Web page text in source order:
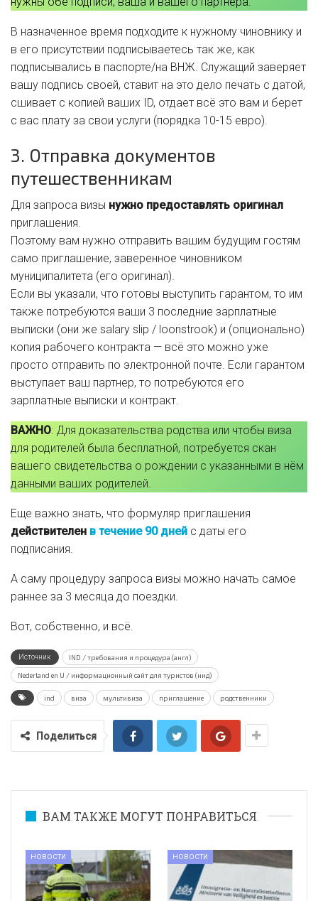
В назначенное время подходите к нужному чиновнику и
в его присутствии подписываетесь так же, как
подписывались в паспорте/на ВНЖ. Служащий заверяет
вашу подпись своей, ставит на это дело печать с датой,
сшивает с копией ваших ID, отдает всё это вам и берет
с вас плату за свои услуги (порядка 10-15 евро).
3. Отправка документов
путешественникам
Для запроса визы нужно предоставлять оригинал
приглашения.
Поэтому вам нужно отправить вашим будущим гостям
само приглашение, заверенное чиновником
муниципалитета (его оригинал).
Если вы указали, что готовы выступить гарантом, то им
также потребуются ваши 3 последние зарплатные
выписки (они же salary slip / loonstrook) и (опционально)
копия рабочего контракта — всё это можно уже
просто отправить по электронной почте. Если гарантом
выступает ваш партнер, то потребуются его
зарплатные выписки и контракт.
ВАЖНО: Для доказательства родства или чтобы виза
для родителей была бесплатной, потребуется скан
вашего свидетельства о рождении с указанными в нём
данными ваших родителей.
Еще важно знать, что формуляр приглашения
действителен в течение 90 дней с даты его
подписания.
А саму процедуру запроса визы можно начать самое
раннее за 3 месяца до поездки.
Вот, собственно, и всё.
Источник IND / требования и процедура (англ)
Nederland en U / информационный сайт для туристов (нид)
ind виза мультивиза приглашение родственники
Поделиться
ВАМ ТАКЖЕ МОГУТ ПОНРАВИТЬСЯ
НОВОСТИ НОВОСТИ